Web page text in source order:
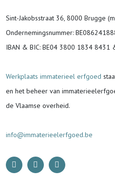
Sint-Jakobsstraat 36, 8000 Brugge
Ondernemingsnummer:
IBAN & BIC: BE04 3800 1834 8431
Werkplaats immaterieel erfgoed
en het beheer van
de Vlaamse overheid.
info@immaterieelerfgoed.be